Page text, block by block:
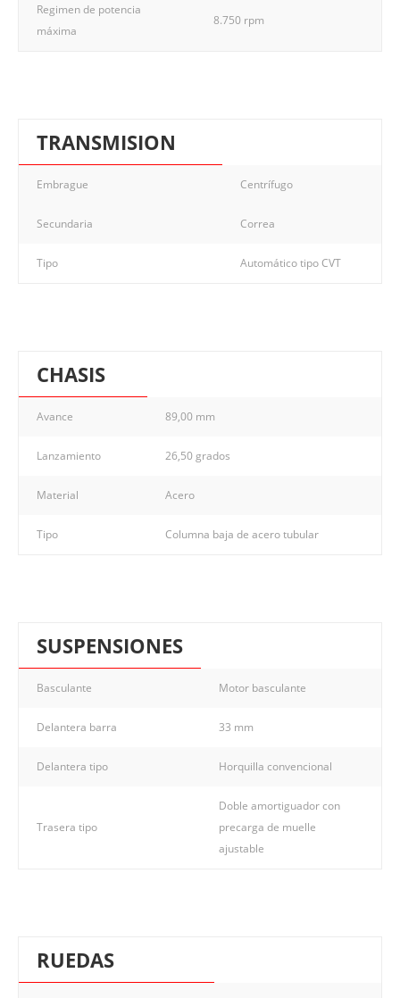
Regimen de potencia
máxima
8.750 rpm
TRANSMISION
Embrague Centrífugo
Secundaria Correa
Tipo Automático tipo CVT
CHASIS
Avance 89,00 mm
Lanzamiento 26,50 grados
Material Acero
Tipo Columna baja de acero tubular
SUSPENSIONES
Basculante Motor basculante
Delantera barra 33 mm
Delantera tipo Horquilla convencional
Trasera tipo
Doble amortiguador con
precarga de muelle
ajustable
RUEDAS